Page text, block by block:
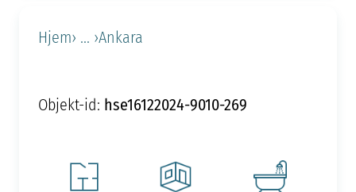
Hjem› ... ›Ankara
Objekt-id: hse16122024-9010-269